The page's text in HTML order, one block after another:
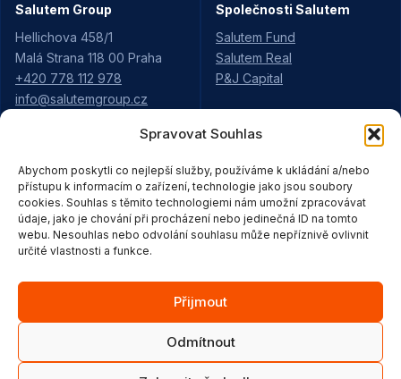
Spravovat Souhlas
Abychom poskytli co nejlepší služby, používáme k ukládání a/nebo
přístupu k informacím o zařízení, technologie jako jsou soubory
cookies. Souhlas s těmito technologiemi nám umožní zpracovávat
údaje, jako je chování při procházení nebo jedinečná ID na tomto
webu. Nesouhlas nebo odvolání souhlasu může nepříznivě ovlivnit
určité vlastnosti a funkce.
Přijmout
Odmítnout
Salutem Group
Hellichova 458/1
Malá Strana 118 00 Praha
+420 778 112 978
info@salutemgroup.cz
Společnosti Salutem
Salutem Fund
Salutem Real
P&J Capital
Kariéra
Pro partnery
Strategie
Ke stažení
Kontakty
Údolí Rejhotice
Pod Vyhlídkou
Moravská Třebová
Purkyňova Ústí